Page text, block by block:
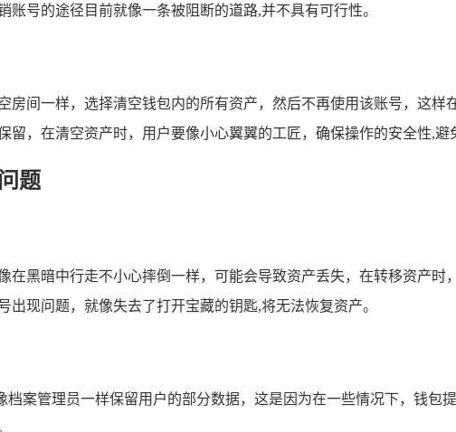
号的途径目前就像一条被阻断的道路,并不具有可行性。
房间一样，选择清空钱包内的所有资产，然后不再使用该账号，这
，在清空资产时，用户要像小心翼翼的工匠，确保操作的安全性,避
题
在黑暗中行走不小心摔倒一样，可能会导致资产丢失，在转移资产
现问题，就像失去了打开宝藏的钥匙,将无法恢复资产。
档案管理员一样保留用户的部分数据，这是因为在一些情况下，钱